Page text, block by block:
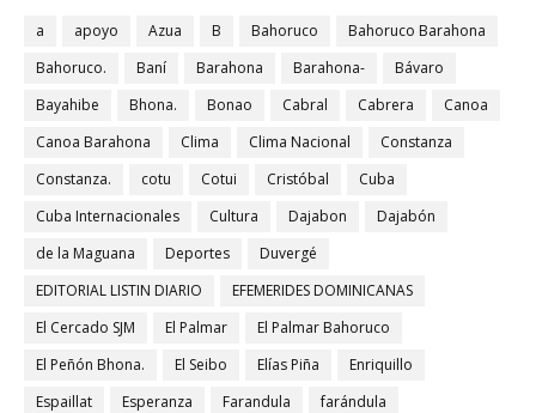
a apoyo Azua B Bahoruco
Bahoruco Barahona
Bahoruco.
Baní Barahona Barahona-
Bávaro
Bayahibe
Bhona. Bonao Cabral Cabrera
Canoa
Canoa Barahona
Clima Clima Nacional
Constanza
Constanza.
cotu Cotui Cristóbal
Cuba
Cuba Internacionales
Cultura Dajabon
Dajabón
de la Maguana
Deportes
Duvergé
EDITORIAL LISTIN DIARIO
EFEMERIDES DOMINICANAS
El Cercado SJM
El Palmar
El Palmar Bahoruco
El Peñón Bhona.
El Seibo Elías Piña
Enriquillo
Espaillat
Esperanza Farandula
farándula